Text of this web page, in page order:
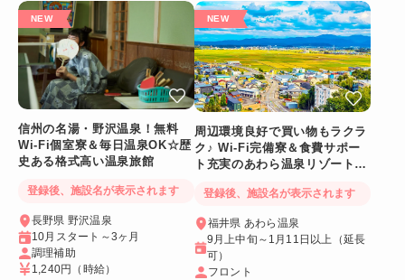
信州の名湯・野沢温泉！無料
Wi-Fi個室寮＆毎日温泉OK☆歴
史ある格式高い温泉旅館
登録後、施設名が表示されます
長野県 野沢温泉
10月スタート～3ヶ月
調理補助
1,240円
（時給）
周辺環境良好で買い物もラクラ
ク♪ Wi-Fi完備寮＆食費サポー
ト充実のあわら温泉リゾートバ
登録後、施設名が表示されます
福井県 あわら温泉
9月上中旬～1月11日以上（延長
可）
フロント